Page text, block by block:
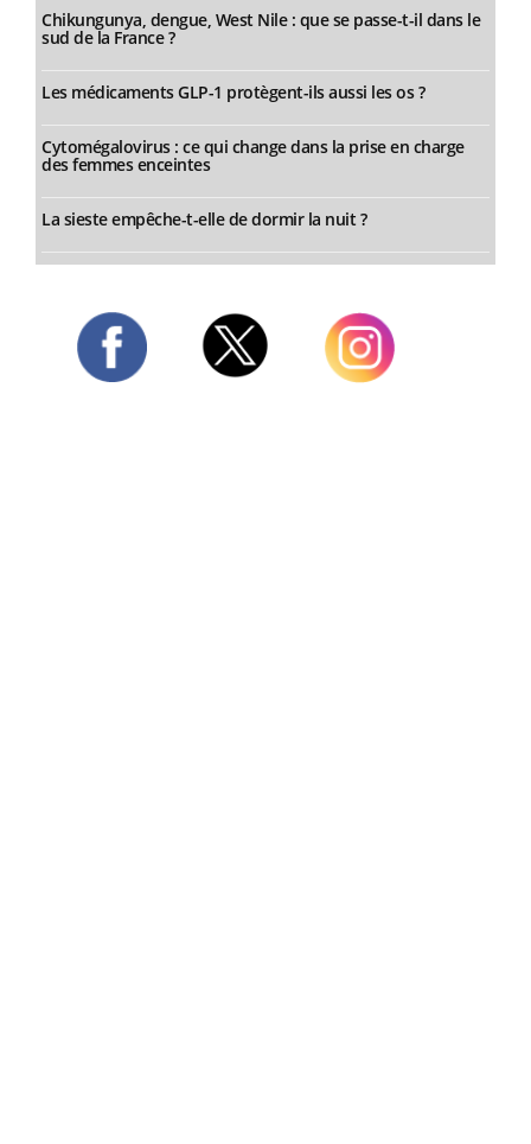
Chikungunya, dengue, West Nile : que se passe-t-il dans le
sud de la France ?
Les médicaments GLP-1 protègent-ils aussi les os ?
Cytomégalovirus : ce qui change dans la prise en charge
des femmes enceintes
La sieste empêche-t-elle de dormir la nuit ?